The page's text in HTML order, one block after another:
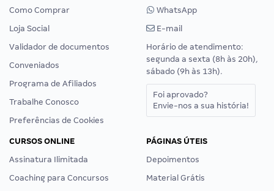
Como Comprar
Loja Social
Validador de documentos
Conveniados
Programa de Afiliados
Trabalhe Conosco
Preferências de Cookies
WhatsApp
E-mail
Horário de atendimento:
segunda a sexta (8h às 20h),
sábado (9h às 13h).
Foi aprovado?
Envie-nos a sua história!
CURSOS ONLINE
Assinatura Ilimitada
Coaching para Concursos
PÁGINAS ÚTEIS
Depoimentos
Material Grátis